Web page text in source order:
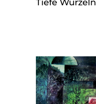
Tiefe Wurzeln